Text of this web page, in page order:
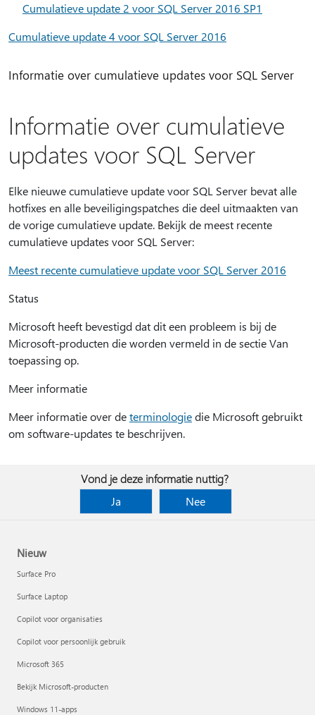
Cumulatieve update 2 voor SQL Server 2016 SP1
Cumulatieve update 4 voor SQL Server 2016
Informatie over cumulatieve updates voor SQL Server
Informatie over cumulatieve
updates voor SQL Server
Elke nieuwe cumulatieve update voor SQL Server bevat alle
hotfixes en alle beveiligingspatches die deel uitmaakten van
de vorige cumulatieve update. Bekijk de meest recente
cumulatieve updates voor SQL Server:
Meest recente cumulatieve update voor SQL Server 2016
Status
Microsoft heeft bevestigd dat dit een probleem is bij de
Microsoft-producten die worden vermeld in de sectie Van
toepassing op.
Meer informatie
Meer informatie over determinologiedie Microsoft gebruikt
om software-updates te beschrijven.
Vond je deze informatie nuttig?
Ja
Nee
Nieuw
Surface Pro
Surface Laptop
Copilot voor organisaties
Copilot voor persoonlijk gebruik
Microsoft 365
Bekijk Microsoft-producten
Windows 11-apps